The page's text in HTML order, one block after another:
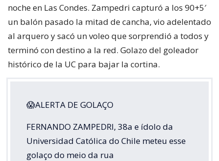
noche en Las Condes. Zampedri capturó a los 90+5′
un balón pasado la mitad de cancha, vio adelentado
al arquero y sacó un voleo que sorprendió a todos y
terminó con destino a la red. Golazo del goleador
histórico de la UC para bajar la cortina.
😱ALERTA DE GOLAÇO
FERNANDO ZAMPEDRI, 38a e ídolo da
Universidad Católica do Chile meteu esse
golaço do meio da rua